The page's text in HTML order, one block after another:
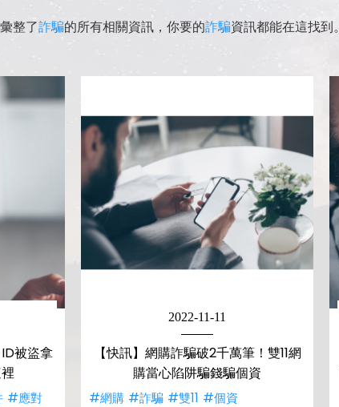
整了詐騙的所有相關資訊，你要的詐騙資訊都能在這找到。
被盜拿
#應對
2022-11-11
【快訊】網購詐騙破2千萬筆！雙11網
購當心陷阱騙錢騙個資
#網購 #詐騙 #雙11 #個資